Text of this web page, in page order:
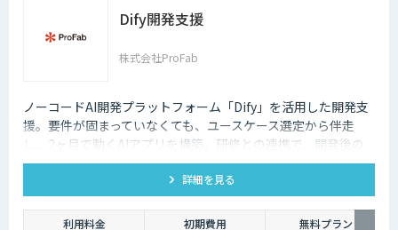
Dify開発支援
株式会社ProFab
ノーコードAI開発プラットフォーム「Dify」を活用した開発支
援。要件が固まっていなくても、ユースケース選定から伴走
し、2ヶ月で動くAIアプリを構築。研修との連携で、開発後の
内製化・自走までサポートします。
詳細を見る
利用料金 初期費用
無料プラン